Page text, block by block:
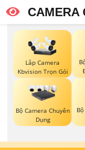
CAMERA
Lắp Camera
Kbvision Trọn Gói
Bộ Camera Chuyên
Dụng